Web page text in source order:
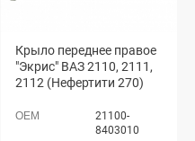
Крыло переднее правое
"Экрис" ВАЗ 2110, 2111,
2112 (Нефертити 270)
21100-
8403010